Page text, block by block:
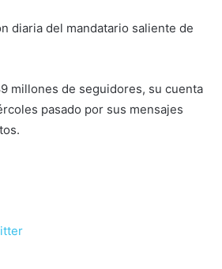
diaria del mandatario saliente de
millones de seguidores, su cuenta
pasado por sus mensajes